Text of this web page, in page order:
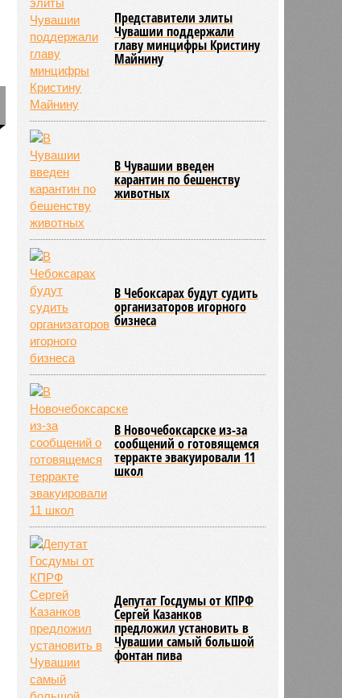
Представители элиты
Чувашии поддержали
главу минцифры Кристину
Майнину
В Чувашии введен
карантин по бешенству
животных
В Чебоксарах будут судить
организаторов игорного
бизнеса
В Новочебоксарске из-за
сообщений о готовящемся
терракте эвакуировали 11
школ
Депутат Госдумы от КПРФ
Сергей Казанков
предложил установить в
Чувашии самый большой
фонтан пива